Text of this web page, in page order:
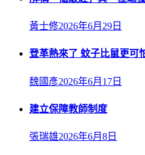
黃士修2026年6月29日
登革熱來了 蚊子比鼠更可
魏國彥2026年6月17日
建立保障教師制度
張瑞雄2026年6月8日